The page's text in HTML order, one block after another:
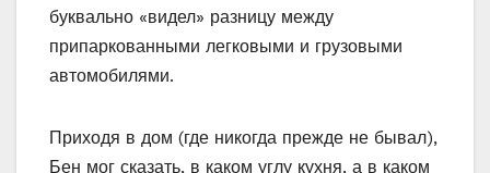
буквально «видел» разницу между
припаркованными легковыми и грузовыми
автомобилями.
Приходя в дом (где никогда прежде не бывал),
Бен мог сказать, в каком углу кухня, а в каком